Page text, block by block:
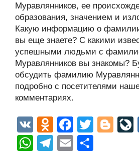
Муравлянников, ее
образования, значением и
Какую информацию о
вы еще знаете? С какими
успешными людьми с
Муравлянников вы знакомы?
обсудить фамилию
подробно с посетителями
комментариях.
V
K
O
d
F
a
T
Bl
W T
E